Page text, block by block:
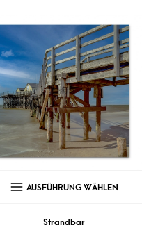
AUSFÜHRUNG WÄHLEN
Strandbar